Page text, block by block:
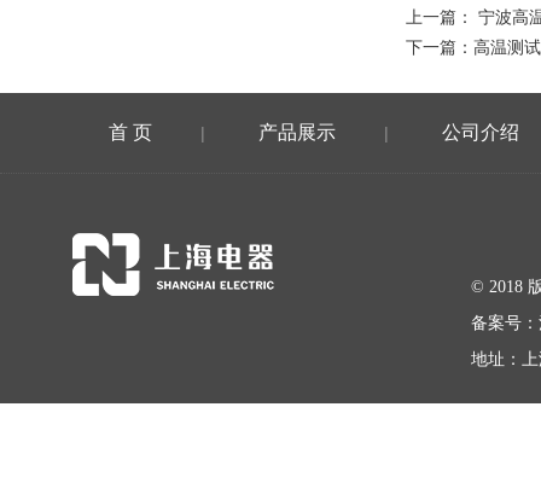
上一篇： 宁波高
下一篇： 高温测
首 页 | 产品展示 | 公司介绍
© 2018
备案号：
地址：